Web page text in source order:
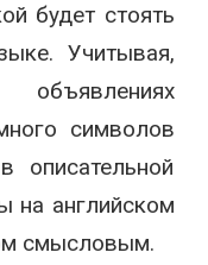
будет стоять
Учитывая,
символов
на английском
смысловым.